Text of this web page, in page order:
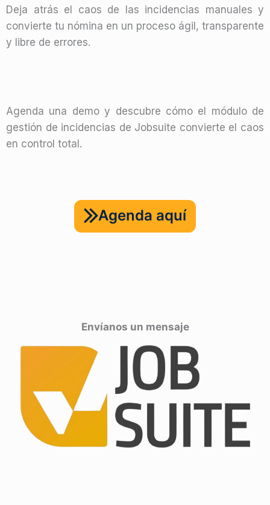
Deja atrás el caos de las incidencias manuales y
convierte tu nómina en un proceso ágil, transparente
y libre de errores.
Agenda una demo y descubre cómo el módulo de
gestión de incidencias de Jobsuite convierte el caos
en control total.
Agenda aquí
Envíanos un mensaje